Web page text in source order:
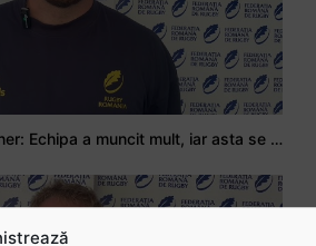
Stejarul Logan Weidner: Echipa a muncit mult, iar asta se va vedea în meciurile de la Nations Cup